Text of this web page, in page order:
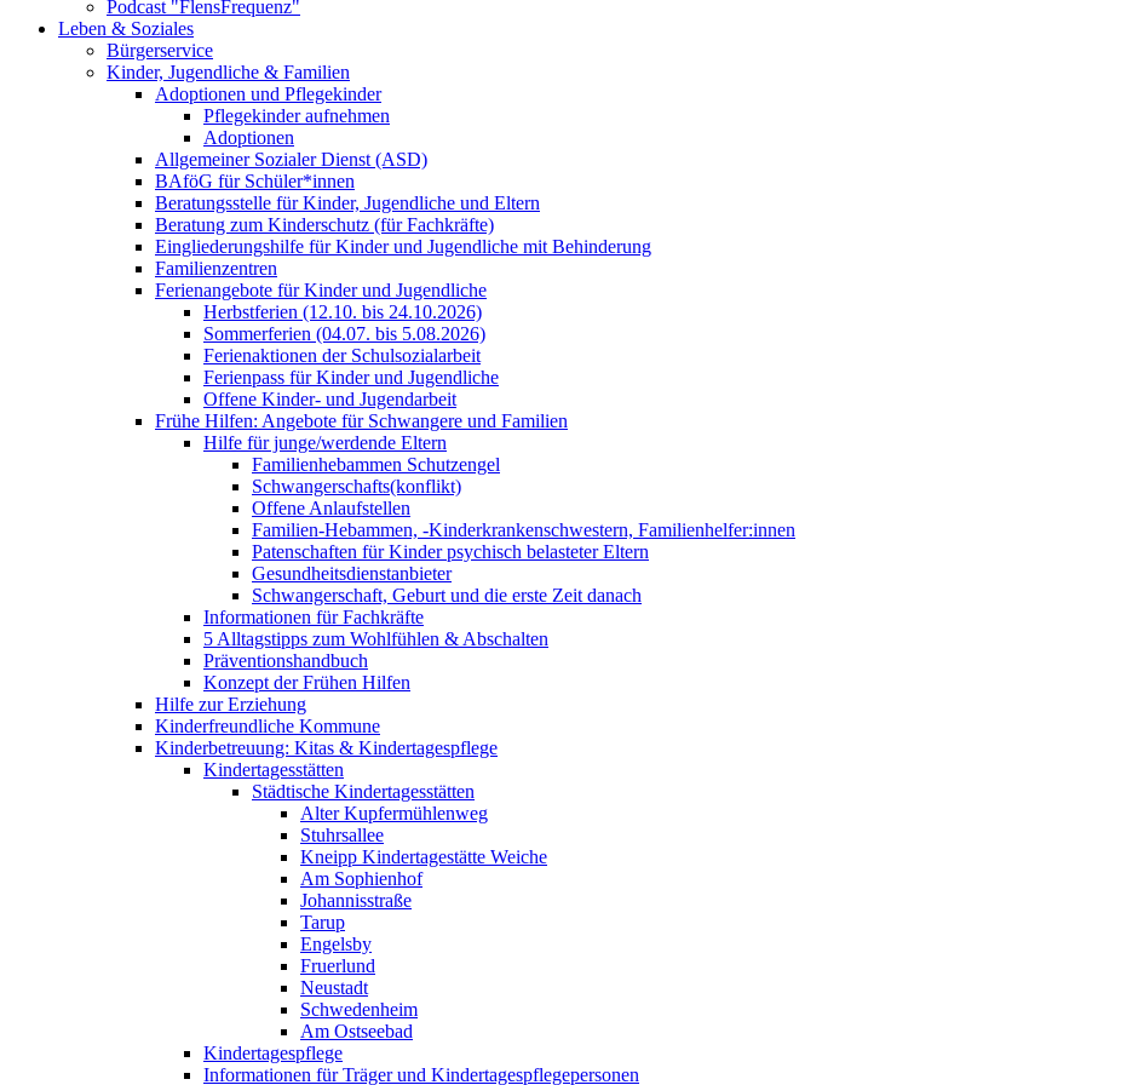
Podcast "FlensFrequenz"
Leben & Soziales
Bürgerservice
Kinder, Jugendliche & Familien
Adoptionen und Pflegekinder
Pflegekinder aufnehmen
Adoptionen
Allgemeiner Sozialer Dienst (ASD)
BAföG für Schüler*innen
Beratungsstelle für Kinder, Jugendliche und Eltern
Beratung zum Kinderschutz (für Fachkräfte)
Eingliederungshilfe für Kinder und Jugendliche mit Behinderung
Familienzentren
Ferienangebote für Kinder und Jugendliche
Herbstferien (12.10. bis 24.10.2026)
Sommerferien (04.07. bis 5.08.2026)
Ferienaktionen der Schulsozialarbeit
Ferienpass für Kinder und Jugendliche
Offene Kinder- und Jugendarbeit
Frühe Hilfen: Angebote für Schwangere und Familien
Hilfe für junge/werdende Eltern
Familienhebammen Schutzengel
Schwangerschafts(konflikt)
Offene Anlaufstellen
Familien-Hebammen, -Kinderkrankenschwestern, Familienhelfer:innen
Patenschaften für Kinder psychisch belasteter Eltern
Gesundheitsdienstanbieter
Schwangerschaft, Geburt und die erste Zeit danach
Informationen für Fachkräfte
5 Alltagstipps zum Wohlfühlen & Abschalten
Präventionshandbuch
Konzept der Frühen Hilfen
Hilfe zur Erziehung
Kinderfreundliche Kommune
Kinderbetreuung: Kitas & Kindertagespflege
Kindertagesstätten
Städtische Kindertagesstätten
Alter Kupfermühlenweg
Stuhrsallee
Kneipp Kindertagestätte Weiche
Am Sophienhof
Johannisstraße
Tarup
Engelsby
Fruerlund
Neustadt
Schwedenheim
Am Ostseebad
Kindertagespflege
Informationen für Träger und Kindertagespflegepersonen